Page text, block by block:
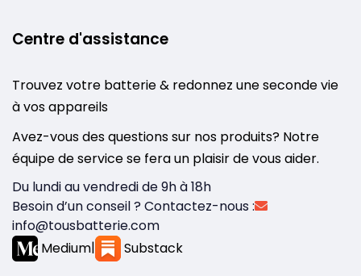
Centre d'assistance
Trouvez votre batterie & redonnez une seconde vie
à vos appareils
Avez-vous des questions sur nos produits? Notre
équipe de service se fera un plaisir de vous aider.
Du lundi au vendredi de 9h à 18h
Besoin d’un conseil ? Contactez-nous :
info@tousbatterie.com
Medium| Substack